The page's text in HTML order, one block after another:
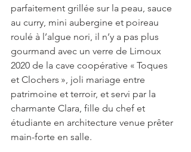
parfaitement grillée sur la peau, sauce
au curry, mini aubergine et poireau
roulé à l’algue nori, il n’y a pas plus
gourmand avec un verre de Limoux
2020 de la cave coopérative « Toques
et Clochers », joli mariage entre
patrimoine et terroir, et servi par la
charmante Clara, fille du chef et
étudiante en architecture venue prêter
main-forte en salle.